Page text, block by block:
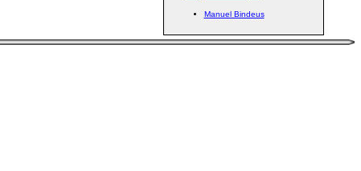
Manuel Bindeus